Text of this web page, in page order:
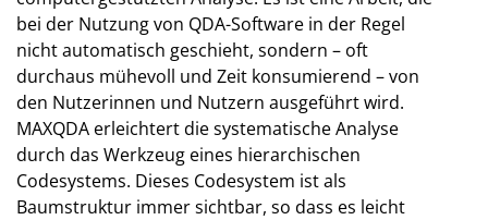
bei der Nutzung von QDA-Software in der Regel
nicht automatisch geschieht, sondern – oft
durchaus mühevoll und Zeit konsumierend – von
den Nutzerinnen und Nutzern ausgeführt wird.
MAXQDA erleichtert die systematische Analyse
durch das Werkzeug eines hierarchischen
Codesystems. Dieses Codesystem ist als
Baumstruktur immer sichtbar, so dass es leicht